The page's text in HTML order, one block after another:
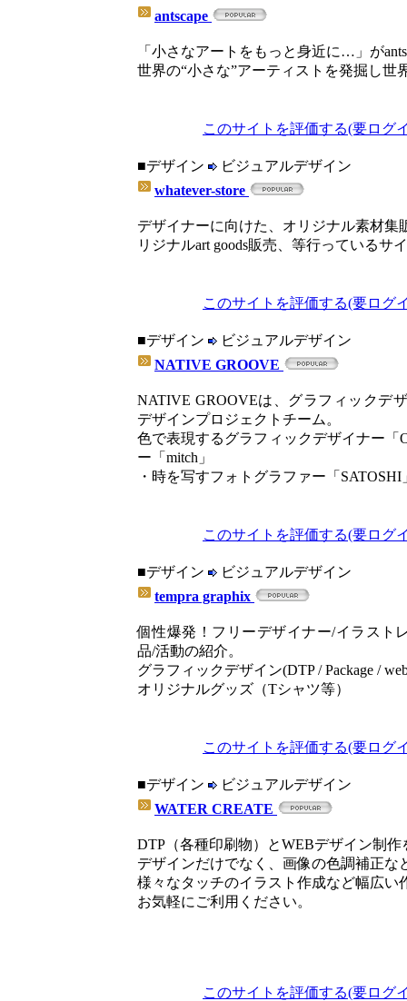
antscape
「小さなアートをもっと身近に…」が
世界の“小さな”アーティストを発掘し世
このサイトを評価する(要ログ
■デザイン
ビジュアルデザイン
whatever-store
デザイナーに向けた、オリジナル素材集
リジナルart goods販売、等行っているサ
このサイトを評価する(要ログ
■デザイン
ビジュアルデザイン
NATIVE GROOVE
NATIVE GROOVEは、グラフィックデ
デザインプロジェクトチーム。
色で表現するグラフィックデザイナー
ー「mitch」
・時を写すフォトグラファー「
このサイトを評価する(要ログ
■デザイン
ビジュアルデザイン
tempra graphix
個性爆発！フリーデザイナー/イラスト
品/活動の紹介。
グラフィックデザイン(DTP / Package /
オリジナルグッズ（Tシャツ等）
このサイトを評価する(要ログ
■デザイン
ビジュアルデザイン
WATER CREATE
DTP（各種印刷物）とWEBデザイン制
デザインだけでなく、画像の色調補正な
様々なタッチのイラスト作成など幅広い
お気軽にご利用ください。
このサイトを評価する(要ログ